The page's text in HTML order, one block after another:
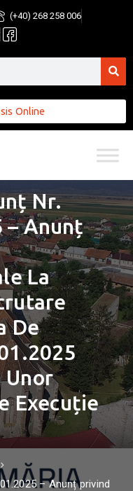
(+40) 268 258 006
Online
Nr.
– Anunț
La
De
Unor
Execuție
– Anunț privind